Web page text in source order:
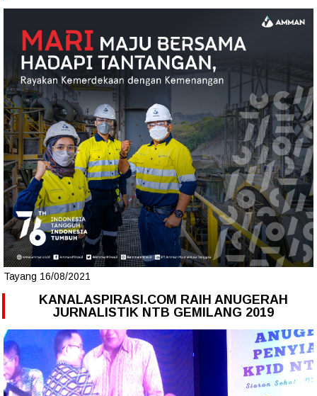
Tayang 16/08/2021
KANALASPIRASI.COM RAIH ANUGERAH
JURNALISTIK NTB GEMILANG 2019